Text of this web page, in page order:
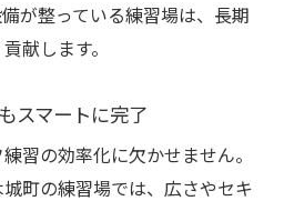
が整っている練習場は、長期
献します。
スマートに完了
習の効率化に欠かせません。
町の練習場では、広さやセキ